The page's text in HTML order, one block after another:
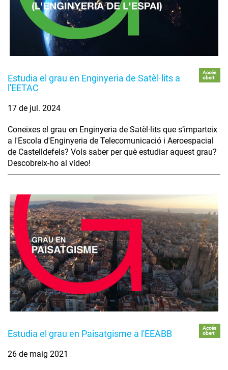
Estudia el grau en Enginyeria de Satèl·lits a
l'EETAC
Accés
obert
17 de jul. 2024
Coneixes el grau en Enginyeria de Satèl·lits que s’imparteix
a l'Escola d'Enginyeria de Telecomunicació i Aeroespacial
de Castelldefels? Vols saber per què estudiar aquest grau?
Descobreix-ho al vídeo!
Estudia el grau en Paisatgisme a l'EEABB
Accés
obert
26 de maig 2021